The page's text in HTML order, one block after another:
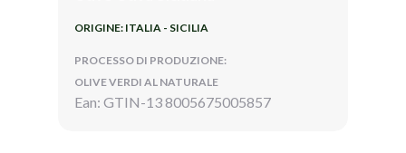
ORIGINE: ITALIA - SICILIA
PROCESSO DI PRODUZIONE:
OLIVE VERDI AL NATURALE
Ean: GTIN-13 8005675005857